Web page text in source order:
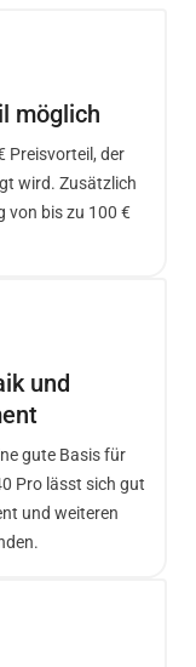
möglich
Preisvorteil, der
wird. Zusätzlich
von bis zu 100 €
und
gute Basis für
Pro lässt sich gut
und weiteren